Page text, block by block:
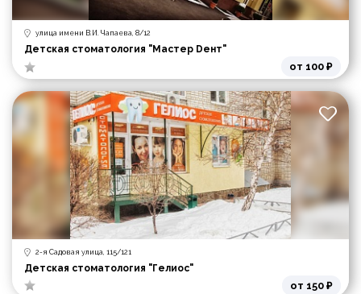
улица имени В.И. Чапаева, 8/12
Детская стоматология "Мастер Dент"
от 100 ₽
2-я Садовая улица, 115/121
Детская стоматология "Гелиос"
от 150 ₽